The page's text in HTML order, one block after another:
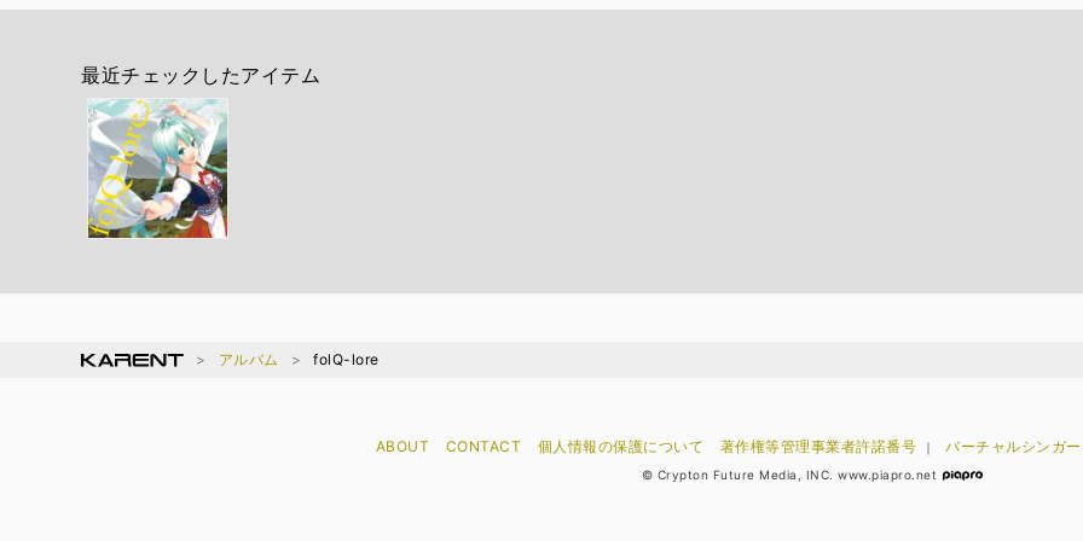
最近チェックしたアイテム
アルバム folQ-lore
ABOUT CONTACT 個人情報の保護について 著作権等管理事業者許諾番号 ｜ バーチャルシンガ
© Crypton Future Media, INC. www.piapro.net